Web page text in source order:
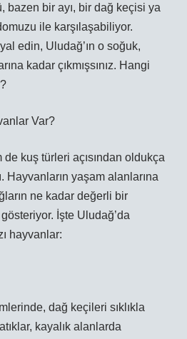
bazen bir ayı, bir dağ keçisi ya
ile karşılaşabiliyor.
edin, Uludağ’ın o soğuk,
kadar çıkmışsınız. Hangi
Var?
kuş türleri açısından oldukça
Hayvanların yaşam alanlarına
ne kadar değerli bir
İşte Uludağ’da
hayvanlar:
dağ keçileri sıklıkla
kayalık alanlarda